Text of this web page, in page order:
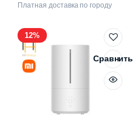
Платная доставка по городу
12%
Сравнить